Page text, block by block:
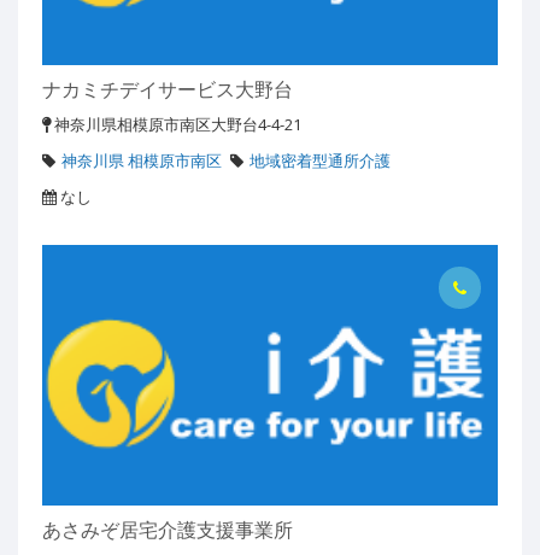
ナカミチデイサービス大野台
神奈川県相模原市南区大野台4-4-21
神奈川県 相模原市南区
地域密着型通所介護
なし
あさみぞ居宅介護支援事業所